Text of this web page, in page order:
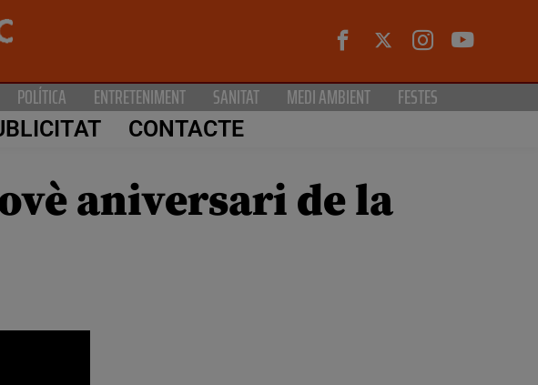
POLÍTICA ENTRETENIMENT SANITAT MEDI AMBIENT FESTES
CONTACTE
aniversari de la